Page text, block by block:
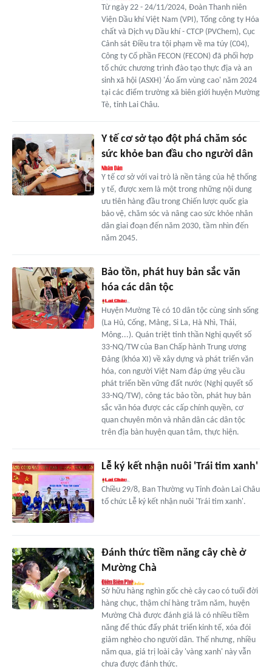
Từ ngày 22 - 24/11/2024, Đoàn Thanh niên
Viện Dầu khí Việt Nam (VPI), Tổng công ty Hóa
chất và Dịch vụ Dầu khí - CTCP (PVChem), Cục
Cảnh sát Điều tra tội phạm về ma túy (C04),
Công ty Cổ phần FECON (FECON) đã phối hợp
tổ chức chương trình đào tạo thực địa và an
sinh xã hội (ASXH) 'Áo ấm vùng cao' năm 2024
tại các điểm trường xã biên giới huyện Mường
Tè, tỉnh Lai Châu.
Y tế cơ sở tạo đột phá chăm sóc
sức khỏe ban đầu cho người dân
Y tế cơ sở với vai trò là nền tảng của hệ thống
y tế, được xem là một trong những nội dung
ưu tiên hàng đầu trong Chiến lược quốc gia
bảo vệ, chăm sóc và nâng cao sức khỏe nhân
dân giai đoạn đến năm 2030, tầm nhìn đến
năm 2045.
Bảo tồn, phát huy bản sắc văn
hóa các dân tộc
Huyện Mường Tè có 10 dân tộc cùng sinh sống
(La Hủ, Cống, Mảng, Si La, Hà Nhì, Thái,
Mông...). Quán triệt tinh thần Nghị quyết số
33-NQ/TW của Ban Chấp hành Trung ương
Đảng (khóa XI) về xây dựng và phát triển văn
hóa, con người Việt Nam đáp ứng yêu cầu
phát triển bền vững đất nước (Nghị quyết số
33-NQ/TW), công tác bảo tồn, phát huy bản
sắc văn hóa được các cấp chính quyền, cơ
quan chuyên môn và nhân dân các dân tộc
trên địa bàn huyện quan tâm, thực hiện.
Lễ ký kết nhận nuôi 'Trái tim xanh'
Chiều 29/8, Ban Thường vụ Tỉnh đoàn Lai Châu
tổ chức Lễ ký kết nhận nuôi 'Trái tim xanh'.
Đánh thức tiềm năng cây chè ở
Mường Chà
Sở hữu hàng nghìn gốc chè cây cao có tuổi đời
hàng chục, thậm chí hàng trăm năm, huyện
Mường Chà được đánh giá là có nhiều tiềm
năng để thúc đẩy phát triển kinh tế, xóa đói
giảm nghèo cho người dân. Thế nhưng, nhiều
năm qua, giá trị loài cây 'vàng xanh' này vẫn
chưa được đánh thức.